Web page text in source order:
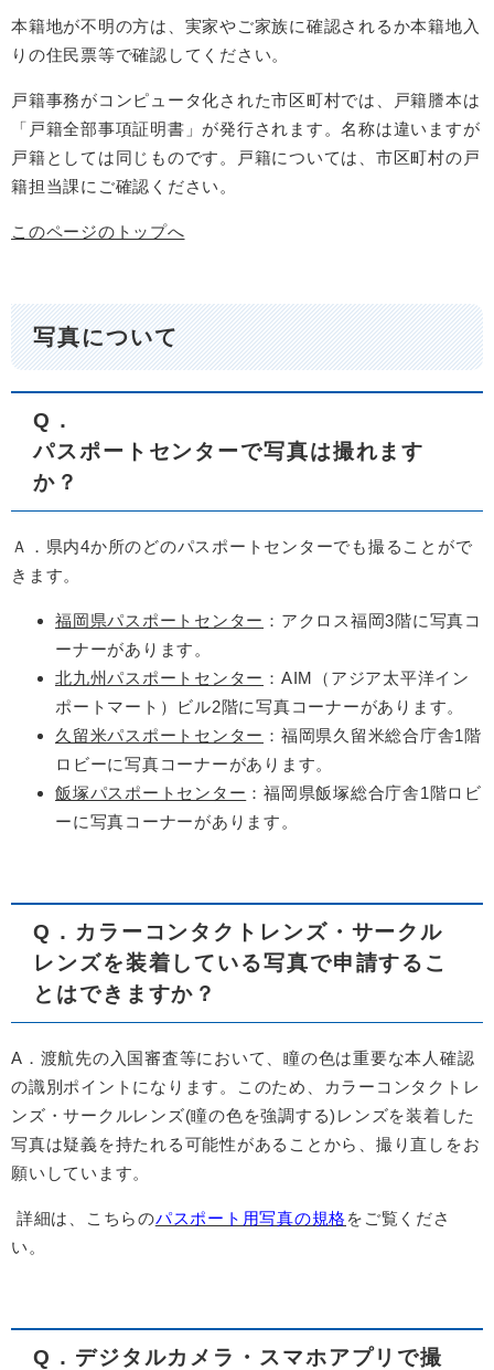
本籍地が不明の方は、実家やご家族に確認されるか本籍地入
りの住民票等で確認してください。
戸籍事務がコンピュータ化された市区町村では、戸籍謄本は
「戸籍全部事項証明書」が発行されます。名称は違いますが
戸籍としては同じものです。戸籍については、市区町村の戸
籍担当課にご確認ください。
このページのトップへ
写真について
Q ．
パスポートセンターで写真は撮れます
か？
Ａ．県内4か所のどのパスポートセンターでも撮ることがで
きます。
福岡県パスポートセンター ：アクロス福岡3階に写真コ
ーナーがあります。
北九州パスポートセンター ：AIM（アジア太平洋イン
ポートマート）ビル2階に写真コーナーがあります。
久留米パスポートセンター ：福岡県久留米総合庁舎1階
ロビーに写真コーナーがあります。
飯塚パスポートセンター ：福岡県飯塚総合庁舎1階ロビ
ーに写真コーナーがあります。
Q．カラーコンタクトレンズ・サークル
レンズを装着している写真で申請するこ
とはできますか？
A．渡航先の入国審査等において、瞳の色は重要な本人確認
の識別ポイントになります。このため、カラーコンタクトレ
ンズ・サークルレンズ(瞳の色を強調する)レンズを装着した
写真は疑義を持たれる可能性があることから、撮り直しをお
願いしています。
詳細は、こちらのパスポート用写真の規格 をご覧くださ
い。
Q．デジタルカメラ・スマホアプリで撮